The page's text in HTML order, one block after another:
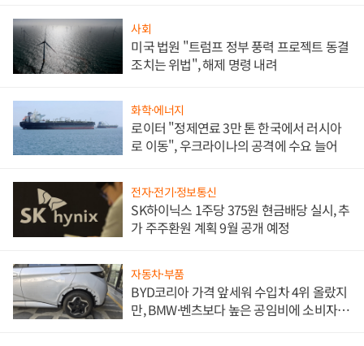
사회
미국 법원 "트럼프 정부 풍력 프로젝트 동결
조치는 위법", 해제 명령 내려
화학·에너지
로이터 "정제연료 3만 톤 한국에서 러시아
로 이동", 우크라이나의 공격에 수요 늘어
전자·전기·정보통신
SK하이닉스 1주당 375원 현금배당 실시, 추
가 주주환원 계획 9월 공개 예정
자동차·부품
BYD코리아 가격 앞세워 수입차 4위 올랐지
만, BMW·벤츠보다 높은 공임비에 소비자